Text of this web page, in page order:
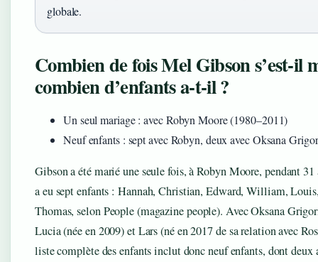
globale.
Combien de fois Mel Gibson s’est-il
combien d’enfants a-t-il ?
Un seul mariage : avec Robyn Moore (1980–2011)
Neuf enfants : sept avec Robyn, deux avec Oksana
Gibson a été marié une seule fois, à Robyn Moore, pendant
a eu sept enfants : Hannah, Christian, Edward, William,
Thomas, selon People (magazine people). Avec Oksana
Lucia (née en 2009) et Lars (né en 2017 de sa relation avec
liste complète des enfants inclut donc neuf enfants, dont deux